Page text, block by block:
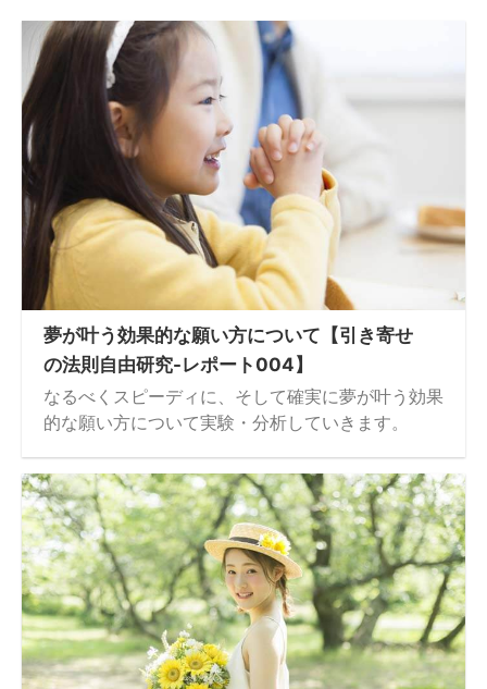
夢が叶う効果的な願い方について【引き寄せ
の法則自由研究-レポート004】
なるべくスピーディに、そして確実に夢が叶う効果
的な願い方について実験・分析していきます。